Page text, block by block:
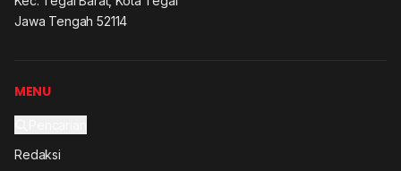
Jawa Tengah 52114
MENU
Redaksi